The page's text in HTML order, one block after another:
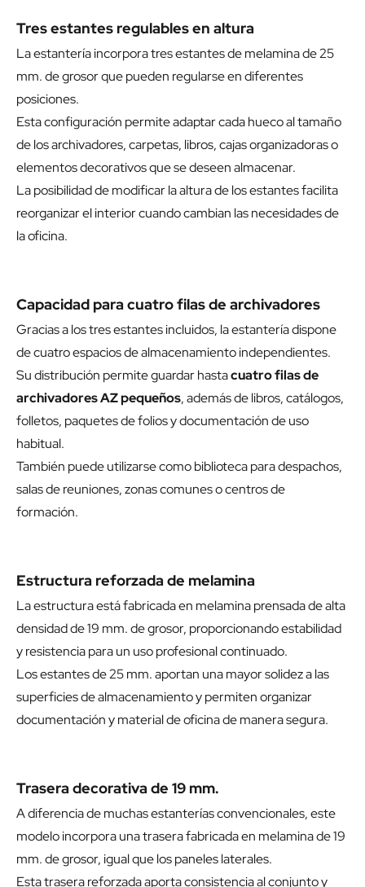
Tres estantes regulables en altura
La estantería incorpora tres estantes de melamina de 25
mm. de grosor que pueden regularse en diferentes
posiciones.
Esta configuración permite adaptar cada hueco al tamaño
de los archivadores, carpetas, libros, cajas organizadoras o
elementos decorativos que se deseen almacenar.
La posibilidad de modificar la altura de los estantes facilita
reorganizar el interior cuando cambian las necesidades de
la oficina.
Capacidad para cuatro filas de archivadores
Gracias a los tres estantes incluidos, la estantería dispone
de cuatro espacios de almacenamiento independientes.
Su distribución permite guardar hastacuatro filas de
archivadores AZ pequeños, además de libros, catálogos,
folletos, paquetes de folios y documentación de uso
habitual.
También puede utilizarse como biblioteca para despachos,
salas de reuniones, zonas comunes o centros de
formación.
Estructura reforzada de melamina
La estructura está fabricada en melamina prensada de alta
densidad de 19 mm. de grosor, proporcionando estabilidad
y resistencia para un uso profesional continuado.
Los estantes de 25 mm. aportan una mayor solidez a las
superficies de almacenamiento y permiten organizar
documentación y material de oficina de manera segura.
Trasera decorativa de 19 mm.
A diferencia de muchas estanterías convencionales, este
modelo incorpora una trasera fabricada en melamina de 19
mm. de grosor, igual que los paneles laterales.
Esta trasera reforzada aporta consistencia al conjunto y